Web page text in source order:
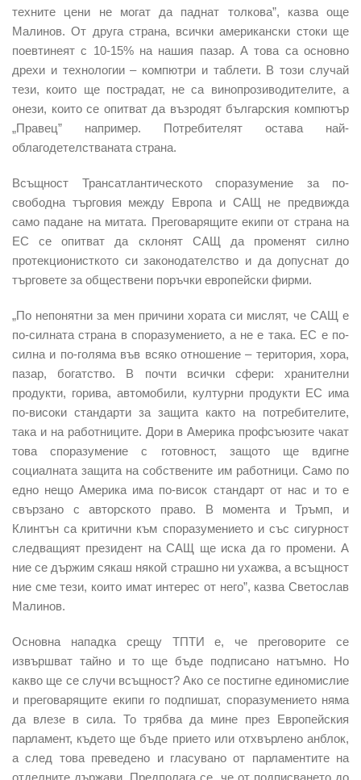
техните цени не могат да паднат толкова”, казва още
Малинов. От друга страна, всички американски стоки ще
поевтинеят с 10-15% на нашия пазар. А това са основно
дрехи и технологии – компютри и таблети. В този случай
тези, които ще пострадат, не са винопрозиводителите, а
онези, които се опитват да възродят българския компютър
„Правец” например. Потребителят остава най-
облагодетелстваната страна.
Всъщност Трансатлантическото споразумение за по-
свободна търговия между Европа и САЩ не предвижда
само падане на митата. Преговарящите екипи от страна на
ЕС се опитват да склонят САЩ да променят силно
протекционисткото си законодателство и да допуснат до
търговете за обществени поръчки европейски фирми.
„По непонятни за мен причини хората си мислят, че САЩ е
по-силната страна в споразумението, а не е така. ЕС е по-
силна и по-голяма във всяко отношение – територия, хора,
пазар, богатство. В почти всички сфери: хранителни
продукти, горива, автомобили, културни продукти ЕС има
по-високи стандарти за защита както на потребителите,
така и на работниците. Дори в Америка профсъюзите чакат
това споразумение с готовност, защото ще вдигне
социалната защита на собствените им работници. Само по
едно нещо Америка има по-висок стандарт от нас и то е
свързано с авторското право. В момента и Тръмп, и
Клинтън са критични към споразумението и със сигурност
следващият президент на САЩ ще иска да го промени. А
ние се държим сякаш някой страшно ни ухажва, а всъщност
ние сме тези, които имат интерес от него”, казва Светослав
Малинов.
Основна нападка срещу ТПТИ е, че преговорите се
извършват тайно и то ще бъде подписано натъмно. Но
какво ще се случи всъщност? Ако се постигне единомислие
и преговарящите екипи го подпишат, споразумението няма
да влезе в сила. То трябва да мине през Европейския
парламент, където ще бъде прието или отхвърлено анблок,
а след това преведено и гласувано от парламентите на
отделните държави. Предполага се, че от подписването до